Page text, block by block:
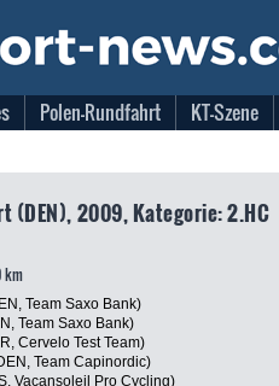
Polen-Rundfahrt KT-Szene
(DEN), 2009, Kategorie: 2.HC
km
Team Saxo Bank)
Team Saxo Bank)
Cervelo Test Team)
Team Capinordic)
Vacansoleil Pro Cycling)